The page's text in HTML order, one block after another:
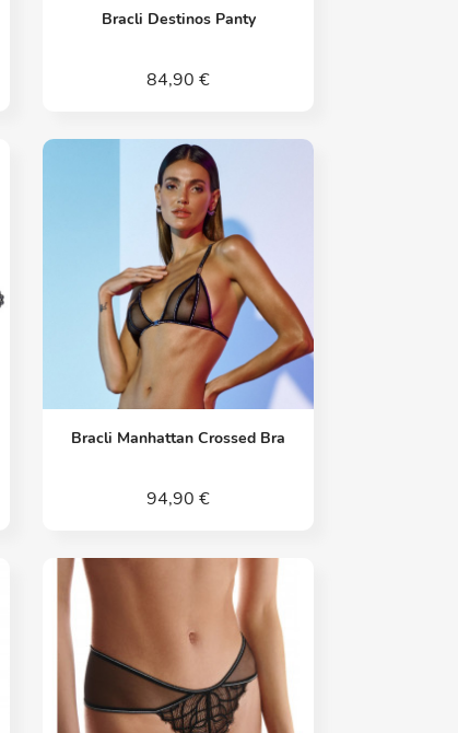
Vorschau
Bracli Destinos Panty
84,90 €
Vorschau
Bracli Manhattan Crossed Bra
94,90 €